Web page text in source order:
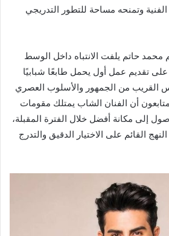
وتمنحه مساحة للتطور التدريجي
محمد حاتم يلفت الانتباه داخل الوسط
تقديم عمل أول يحمل طابعًا شبابيًا
القريب من الجمهور والأسلوب العصري
متابعون أن الفنان الشاب يمتلك مقومات
إلى مكانة أفضل خلال الفترة المقبلة،
القائم على الاختيار الدقيق والتدرج